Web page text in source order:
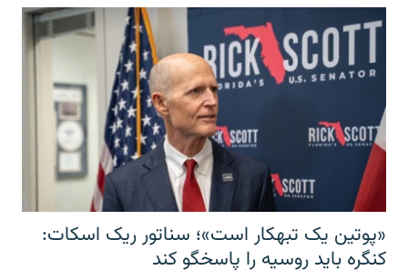
«پوتین یک تبهکار است»؛ سناتور ریک اسکات:
کنگره باید روسیه را پاسخگو کند